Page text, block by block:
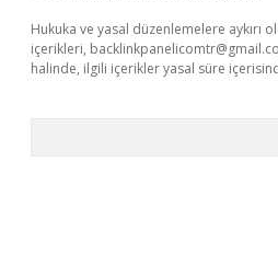
Hukuka ve yasal düzenlemelere aykırı
içerikleri,
halinde, ilgili içerikler yasal süre